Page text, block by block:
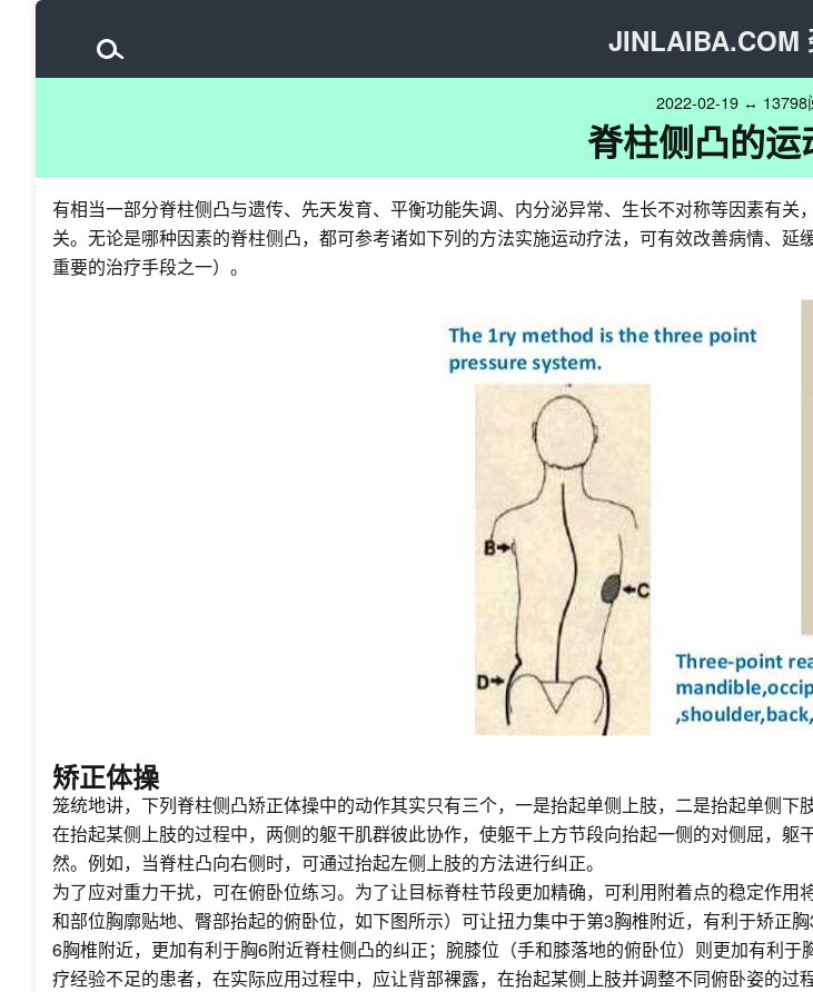
JINLAIBA.COM
2022-02-19 ↔ 13798
脊柱侧凸的运
有相当一部分脊柱侧凸与遗传、先天发育、平衡功能失调、内分泌异常、生长不对称等因素有
关。无论是哪种因素的脊柱侧凸，都可参考诸如下列的方法实施运动疗法，可有效改善病情、
重要的治疗手段之一）。
矫正体操
笼统地讲，下列脊柱侧凸矫正体操中的动作其实只有三个，一是抬起单侧上肢，二是抬起单侧下
在抬起某侧上肢的过程中，两侧的躯干肌群彼此协作，使躯干上方节段向抬起一侧的对侧屈，
然。例如，当脊柱凸向右侧时，可通过抬起左侧上肢的方法进行纠正。
为了应对重力干扰，可在俯卧位练习。为了让目标脊柱节段更加精确，可利用附着点的稳定作
和部位胸廓贴地、臀部抬起的俯卧位，如下图所示）可让扭力集中于第3胸椎附近，有利于矫正
6胸椎附近，更加有利于胸6附近脊柱侧凸的纠正；腕膝位（手和膝落地的俯卧位）则更加有利
疗经验不足的患者，在实际应用过程中，应让背部裸露，在抬起某侧上肢并调整不同俯卧姿的过